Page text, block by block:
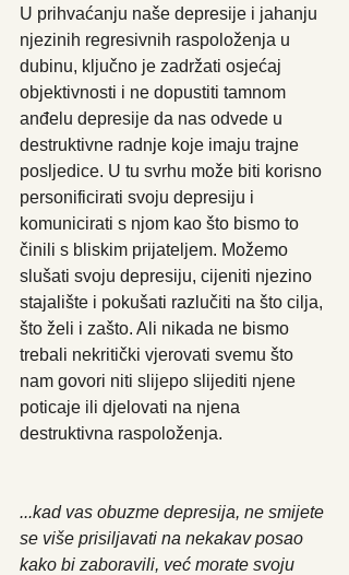
U prihvaćanju naše depresije i jahanju
njezinih regresivnih raspoloženja u
dubinu, ključno je zadržati osjećaj
objektivnosti i ne dopustiti tamnom
anđelu depresije da nas odvede u
destruktivne radnje koje imaju trajne
posljedice. U tu svrhu može biti korisno
personificirati svoju depresiju i
komunicirati s njom kao što bismo to
činili s bliskim prijateljem. Možemo
slušati svoju depresiju, cijeniti njezino
stajalište i pokušati razlučiti na što cilja,
što želi i zašto. Ali nikada ne bismo
trebali nekritički vjerovati svemu što
nam govori niti slijepo slijediti njene
poticaje ili djelovati na njena
destruktivna raspoloženja.
...kad vas obuzme depresija, ne smijete
se više prisiljavati na nekakav posao
kako bi zaboravili, već morate svoju